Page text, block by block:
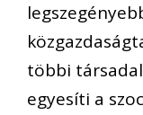
többi
egyesíti a